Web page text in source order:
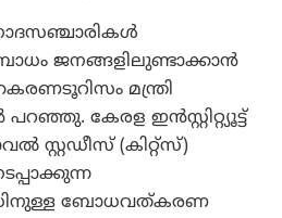
ജനങ്ങളിലുണ്ടാക്കാന്‍
മന്ത്രി
കേരള ഇന്‍സ്റ്റിറ്റ്യൂട്ട്
സ്റ്റഡീസ് (കിറ്റ്‌സ്)
ബോധവത്കരണ